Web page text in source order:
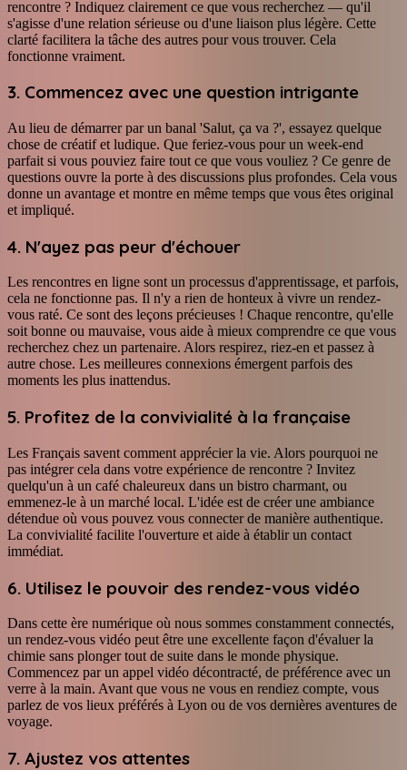
rencontre ? Indiquez clairement ce que vous recherchez — qu'il
s'agisse d'une relation sérieuse ou d'une liaison plus légère. Cette
clarté facilitera la tâche des autres pour vous trouver. Cela
fonctionne vraiment.
3. Commencez avec une question intrigante
Au lieu de démarrer par un banal 'Salut, ça va ?', essayez quelque
chose de créatif et ludique. Que feriez-vous pour un week-end
parfait si vous pouviez faire tout ce que vous vouliez ? Ce genre de
questions ouvre la porte à des discussions plus profondes. Cela vous
donne un avantage et montre en même temps que vous êtes original
et impliqué.
4. N'ayez pas peur d'échouer
Les rencontres en ligne sont un processus d'apprentissage, et parfois,
cela ne fonctionne pas. Il n'y a rien de honteux à vivre un rendez-
vous raté. Ce sont des leçons précieuses ! Chaque rencontre, qu'elle
soit bonne ou mauvaise, vous aide à mieux comprendre ce que vous
recherchez chez un partenaire. Alors respirez, riez-en et passez à
autre chose. Les meilleures connexions émergent parfois des
moments les plus inattendus.
5. Profitez de la convivialité à la française
Les Français savent comment apprécier la vie. Alors pourquoi ne
pas intégrer cela dans votre expérience de rencontre ? Invitez
quelqu'un à un café chaleureux dans un bistro charmant, ou
emmenez-le à un marché local. L'idée est de créer une ambiance
détendue où vous pouvez vous connecter de manière authentique.
La convivialité facilite l'ouverture et aide à établir un contact
immédiat.
6. Utilisez le pouvoir des rendez-vous vidéo
Dans cette ère numérique où nous sommes constamment connectés,
un rendez-vous vidéo peut être une excellente façon d'évaluer la
chimie sans plonger tout de suite dans le monde physique.
Commencez par un appel vidéo décontracté, de préférence avec un
verre à la main. Avant que vous ne vous en rendiez compte, vous
parlez de vos lieux préférés à Lyon ou de vos dernières aventures de
voyage.
7. Ajustez vos attentes